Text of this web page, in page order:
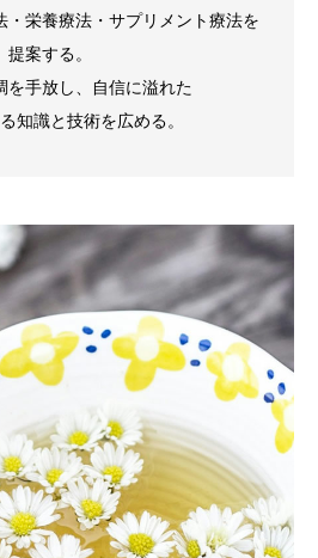
・栄養療法・サプリメント療法を
提案する。
を手放し、自信に溢れた
知識と技術を広める。